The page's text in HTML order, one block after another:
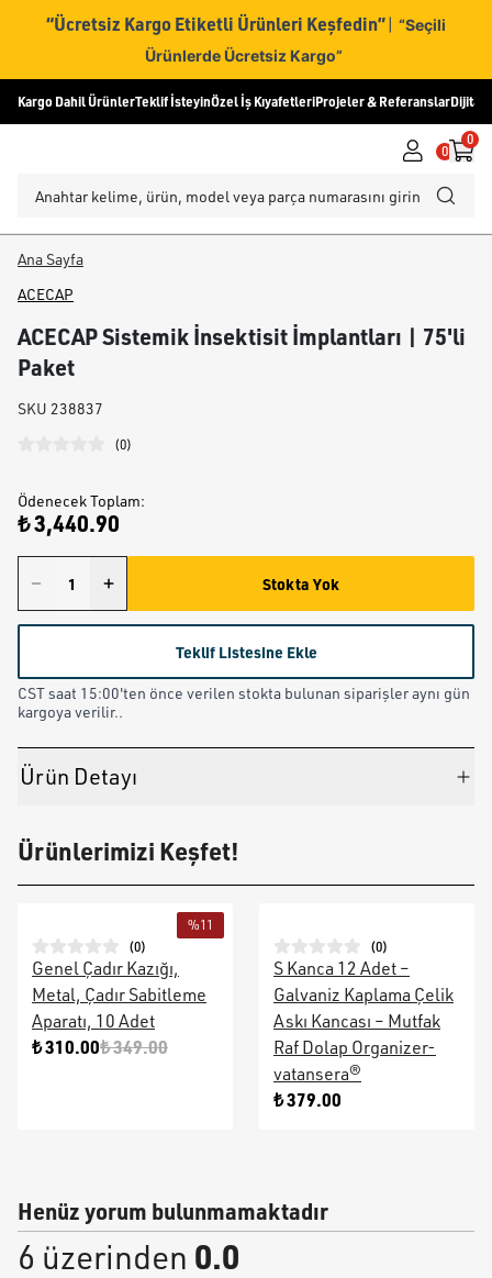
“Ücretsiz Kargo Etiketli Ürünleri Keşfedin” | “Seçili
Ürünlerde Ücretsiz Kargo”
Kargo Dahil ÜrünlerTeklif İsteyinÖzel İş KıyafetleriProjeler & ReferanslarDijital
0
0
Ana Sayfa
ACECAP
ACECAP Sistemik İnsektisit İmplantları | 75'li
Paket
SKU 238837
(0)
Ödenecek Toplam:
₺ 3,440.90
Stokta Yok
Teklif Listesine Ekle
CST saat 15:00'ten önce verilen stokta bulunan siparişler aynı gün
kargoya verilir..
Ürün Detayı
Ürünlerimizi Keşfet!
%11
(0)
Genel Çadır Kazığı,
Metal, Çadır Sabitleme
Aparatı, 10 Adet
₺ 310.00₺ 349.00
(0)
S Kanca 12 Adet –
Galvaniz Kaplama Çelik
Askı Kancası – Mutfak
Raf Dolap Organizer-
vatansera®
₺ 379.00
Henüz yorum bulunmamaktadır
6 üzerinden 0.0